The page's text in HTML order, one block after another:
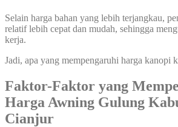
Selain harga bahan yang lebih terjangkau,
relatif lebih cepat dan mudah, sehingga
kerja.
Jadi, apa yang mempengaruhi harga kanopi
Faktor-Faktor yang
Harga Awning Gulung
Cianjur